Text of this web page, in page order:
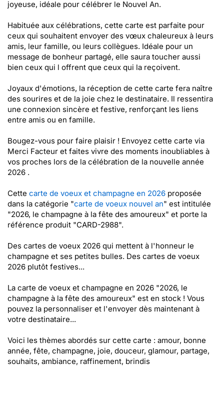
joyeuse, idéale pour célébrer le Nouvel An.
Habituée aux célébrations, cette carte est parfaite pour
ceux qui souhaitent envoyer des vœux chaleureux à leurs
amis, leur famille, ou leurs collègues. Idéale pour un
message de bonheur partagé, elle saura toucher aussi
bien ceux qui l offrent que ceux qui la reçoivent.
Joyaux d'émotions, la réception de cette carte fera naître
des sourires et de la joie chez le destinataire. Il ressentira
une connexion sincère et festive, renforçant les liens
entre amis ou en famille.
Bougez-vous pour faire plaisir ! Envoyez cette carte via
Merci Facteur et faites vivre des moments inoubliables à
vos proches lors de la célébration de la nouvelle année
2026 .
Cette carte de voeux et champagne en 2026 proposée
dans la catégorie "carte de voeux nouvel an" est intitulée
"2026, le champagne à la fête des amoureux" et porte la
référence produit "CARD-2988".
Des cartes de voeux 2026 qui mettent à l'honneur le
champagne et ses petites bulles. Des cartes de voeux
2026 plutôt festives...
La carte de voeux et champagne en 2026 "2026, le
champagne à la fête des amoureux" est en stock ! Vous
pouvez la personnaliser et l'envoyer dès maintenant à
votre destinataire...
Voici les thèmes abordés sur cette carte : amour, bonne
année, fête, champagne, joie, douceur, glamour, partage,
souhaits, ambiance, raffinement, brindis